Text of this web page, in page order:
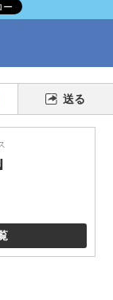
送る